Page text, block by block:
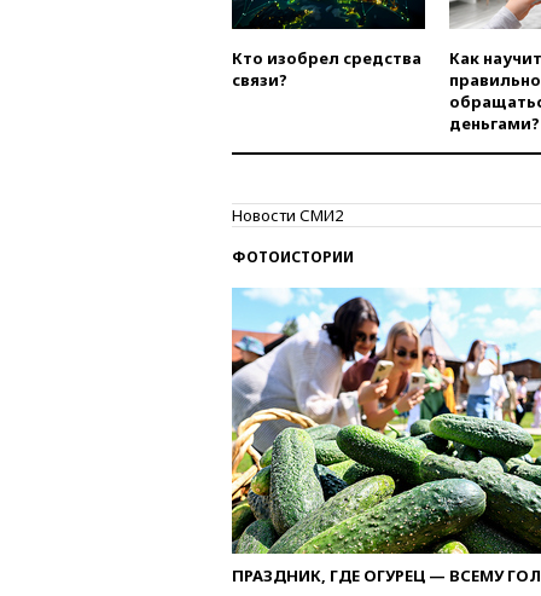
Кто изобрел средства
связи?
Как
правильно
деньгами?
Новости СМИ2
ФОТОИСТОРИИ
ПРАЗДНИК, ГДЕ ОГУРЕЦ — ВСЕМУ